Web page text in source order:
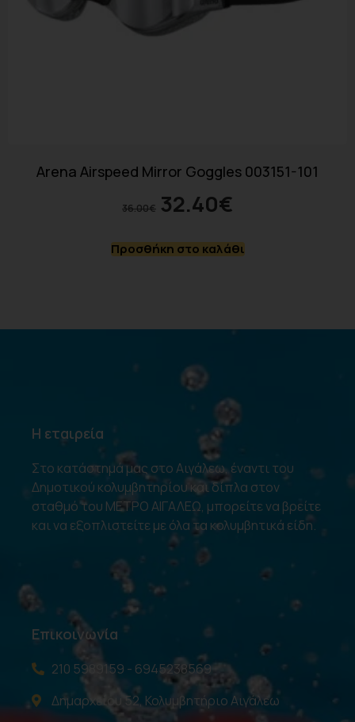
Arena Airspeed Mirror Goggles 003151-101
36.00€ 32.40€
Προσθήκη στο καλάθι
Η εταιρεία
Στο κατάστημά μας στο Αιγάλεω, έναντι του
Δημοτικού κολυμβητηρίου και δίπλα στον
σταθμό του ΜΕΤΡΟ ΑΙΓΑΛΕΩ, μπορείτε να βρείτε
και να εξοπλιστείτε με όλα τα κολυμβητικά είδη.
Επικοινωνία
210 5989159 - 6945238569
Δημαρχείου 52, Κολυμβητήριο Αιγάλεω